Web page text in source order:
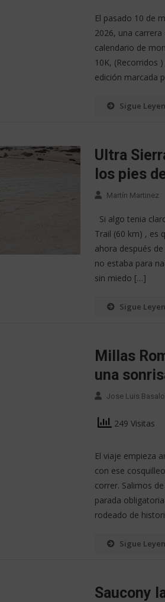
El pasado 10 de
2026, una
calendario de
10K, (Recorridos
edición marcada
Sigue
Ultra
los pies
Martín Martinez
Si algo tenia
Trail (60 km) , es
ahora después
no estaba para
sin miedo […]
Sigue
Millas
una
Jose Luis Basalo
249 Visitas
El viaje empieza
con ese
correr. Salimos
parada
rodeado de
Sigue
Saucony